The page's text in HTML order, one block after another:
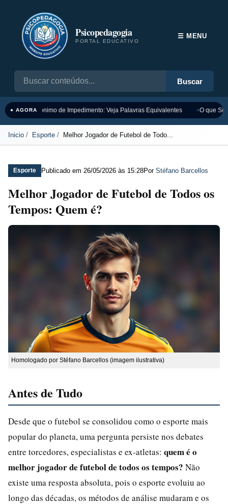
Psicopedagogia
PORTAL EDUCATIVO
Buscar
☰ MENU
● AGORASinônimo de Impedimento: Veja Palavras Equivalentes O que
Inicio Esporte Melhor Jogador de Futebol de Todo...
Esporte Publicado em 26/05/2026 às 15:28Por Stéfano Barcellos
Melhor Jogador de Futebol de Todos os
Tempos: Quem é?
Homologado por Stéfano Barcellos (imagem ilustrativa)
Antes de Tudo
Desde que o futebol se consolidou como o esporte mais
popular do planeta, uma pergunta persiste nos debates
entre torcedores, especialistas e ex-atletas: quem é o
melhor jogador de futebol de todos os tempos? Não
existe uma resposta absoluta, pois o esporte evoluiu ao
longo das décadas, os métodos de análise mudaram e os